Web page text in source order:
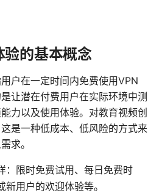
验的基本概念
户在一定时间内免费使用VPN
让潜在付费用户在实际环境中测
力以及使用体验。对教育视频创
是一种低成本、低风险的方式来
求。
：限时免费试用、每日免费时
用户的欢迎体验等。